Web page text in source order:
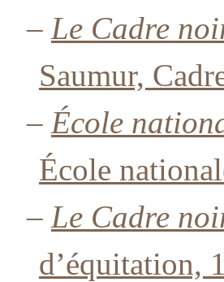
– Le Cadre
Saumur,
– École
École
– Le Cadre
d’équitation,